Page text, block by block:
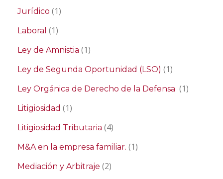
Jurídico (1)
Laboral (1)
Ley de Amnistia (1)
Ley de Segunda Oportunidad (LSO) (1)
Ley Orgánica de Derecho de la Defensa (1)
Litigiosidad (1)
Litigiosidad Tributaria (4)
M&A en la empresa familiar. (1)
Mediación y Arbitraje (2)